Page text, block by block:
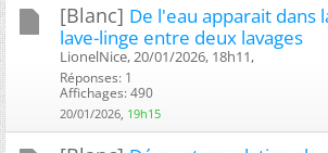
[Blanc] De l'eau apparait dans
lave-linge entre deux lavages
LionelNice, 20/01/2026, 18h11, ‎
Réponses: 1
Affichages: 490
20/01/2026, 19h15